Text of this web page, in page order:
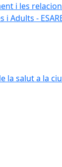
i les
i Adults -
la salut a la